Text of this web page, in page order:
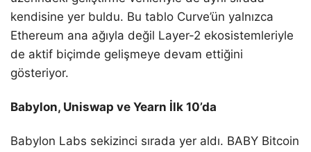
kendisine yer buldu. Bu tablo Curve’ün yalnızca
Ethereum ana ağıyla değil Layer-2 ekosistemleriyle
de aktif biçimde gelişmeye devam ettiğini
gösteriyor.
Babylon, Uniswap ve Yearn İlk 10’da
Babylon Labs sekizinci sırada yer aldı. BABY Bitcoin